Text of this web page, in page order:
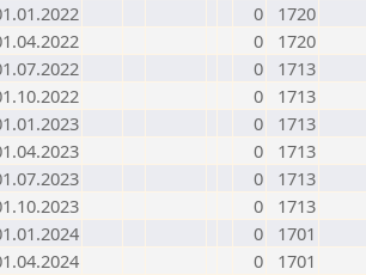
0
1720
0
1720
0
1713
0
1713
0
1713
0
1713
0
1713
0
1713
0
1701
0
1701